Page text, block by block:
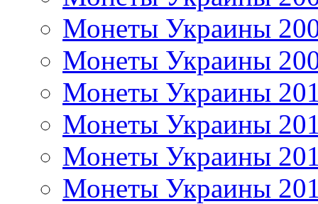
Монеты Украины
Монеты Украины
Монеты Украины
Монеты Украины
Монеты Украины
Монеты Украины